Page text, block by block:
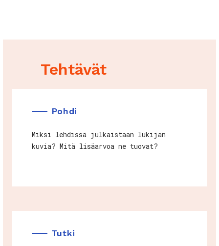
Tehtävät
Pohdi
Miksi lehdissä julkaistaan lukijan
kuvia? Mitä lisäarvoa ne tuovat?
Tutki